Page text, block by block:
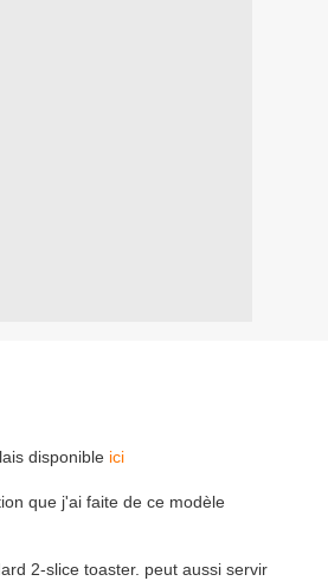
disponible ici
que j'ai faite de ce modèle
2-slice toaster. peut aussi servir